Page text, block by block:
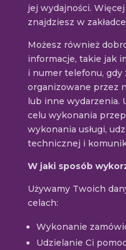
jej wydajności.
znajdziesz w
Możesz również
informacje, takie jak
i numer telefonu, gdy
organizowane przez
lub inne wydarzenia.
celu wykonania
wykonania usługi,
technicznej i
W jaki sposób
Używamy Twoich
celach:
Wykonanie
Udzielanie Ci